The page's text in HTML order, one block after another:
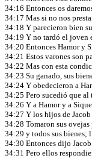
34:16 Entonces os
34:17 Mas si no nos
34:18 Y parecieron bien
34:19 Y no tardó el joven
34:20 Entonces Hamor y
34:21 Estos varones son
34:22 Mas con esta
34:23 Su ganado, sus
34:24 Y obedecieron a
34:25 Pero sucedió que
34:26 Y a Hamor y a
34:27 Y los hijos de
34:28 Tomaron sus
34:29 y todos sus bienes;
34:30 Entonces dijo
34:31 Pero ellos